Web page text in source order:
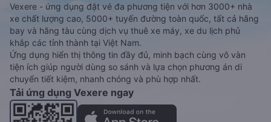
Vexere - ứng dụng đặt vé đa phương tiện với hơn 3000+ nhà
xe chất lượng cao, 5000+ tuyến đường toàn quốc, tất cả hãng
bay và hãng tàu cùng dịch vụ thuê xe máy, xe du lịch phủ
khắp các tỉnh thành tại Việt Nam.
Ứng dụng hiển thị thông tin đầy đủ, minh bạch cùng vô vàn
tiện ích giúp người dùng so sánh và lựa chọn phương án di
chuyển tiết kiệm, nhanh chóng và phù hợp nhất.
Tải ứng dụng Vexere ngay